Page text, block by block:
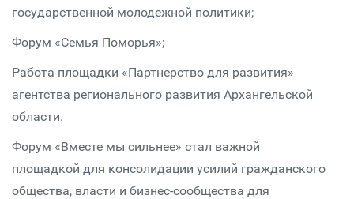
государственной молодежной политики;
Форум «Семья Поморья»;
Работа площадки «Партнерство для развития»
агентства регионального развития Архангельской
области.
Форум «Вместе мы сильнее» стал важной
площадкой для консолидации усилий гражданского
общества, власти и бизнес-сообщества для